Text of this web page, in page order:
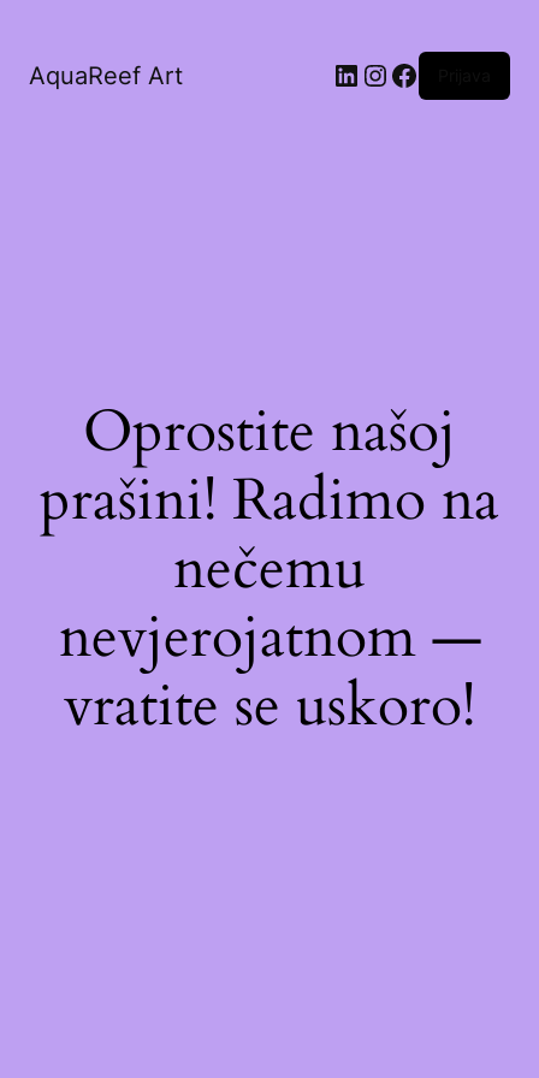
AquaReef Art
Oprostite našoj
prašini! Radimo na
nečemu
nevjerojatnom —
vratite se uskoro!